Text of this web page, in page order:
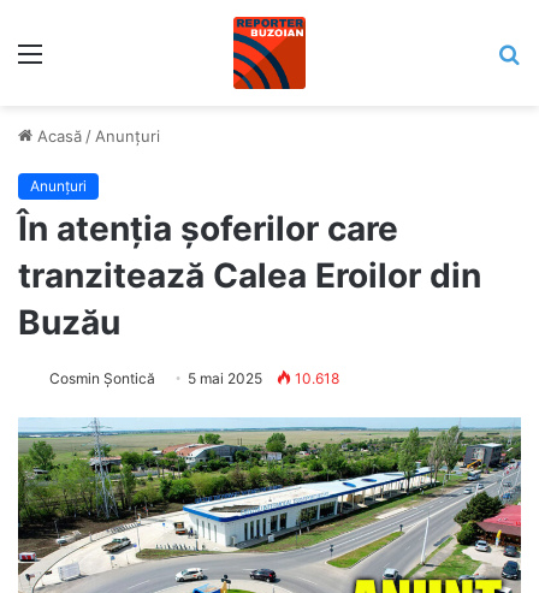
Acasă / Anunțuri
Anunțuri
În atenția șoferilor care
tranzitează Calea Eroilor din
Buzău
Cosmin Șontică 5 mai 2025 10.618